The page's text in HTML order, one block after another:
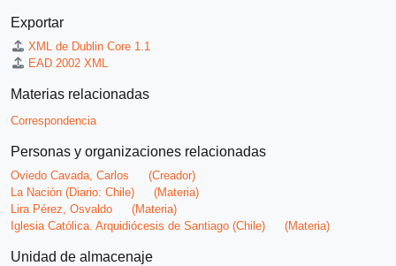
Exportar
XML de Dublin Core 1.1
EAD 2002 XML
Materias relacionadas
Correspondencia
Personas y organizaciones relacionadas
Oviedo Cavada, Carlos
(Creador)
La Nación (Diario: Chile)
(Materia)
Lira Pérez, Osvaldo
(Materia)
Iglesia Católica. Arquidiócesis de Santiago (Chile)
(Materia)
Unidad de almacenaje